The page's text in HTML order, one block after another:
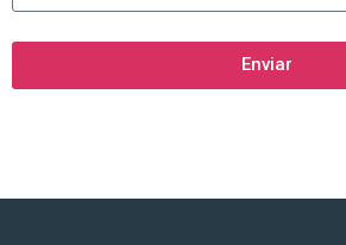
Enviar